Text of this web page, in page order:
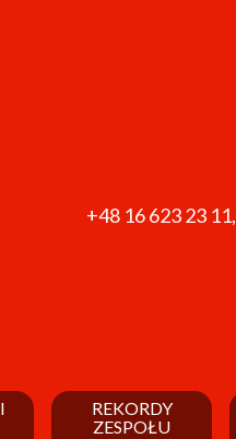
+48 16 623 23 11,
REKORDY
ZESPOŁU